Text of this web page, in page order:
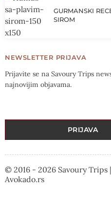
GURMANSKI
SIROM
NEWSLETTER PRIJAVA
Prijavite se na Savoury Trips
najnovijim objavama.
PRIJAVA
© 2016 - 2026 Savoury Trips
Avokado.rs